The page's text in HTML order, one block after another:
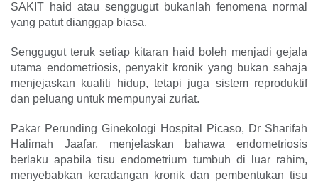
SAKIT haid atau senggugut bukanlah fenomena normal
yang patut dianggap biasa.
Senggugut teruk setiap kitaran haid boleh menjadi gejala
utama endometriosis, penyakit kronik yang bukan sahaja
menjejaskan kualiti hidup, tetapi juga sistem reproduktif
dan peluang untuk mempunyai zuriat.
Pakar Perunding Ginekologi Hospital Picaso, Dr Sharifah
Halimah Jaafar, menjelaskan bahawa endometriosis
berlaku apabila tisu endometrium tumbuh di luar rahim,
menyebabkan keradangan kronik dan pembentukan tisu